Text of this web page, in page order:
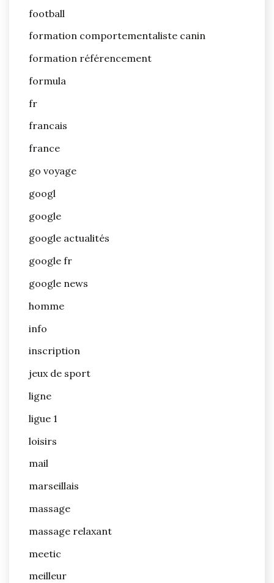
football
formation comportementaliste canin
formation référencement
formula
fr
francais
france
go voyage
googl
google
google actualités
google fr
google news
homme
info
inscription
jeux de sport
ligne
ligue 1
loisirs
mail
marseillais
massage
massage relaxant
meetic
meilleur